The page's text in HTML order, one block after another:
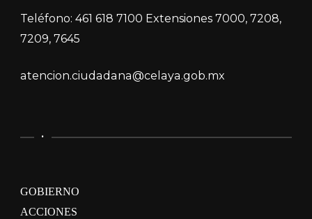
Teléfono: 461 618 7100 Extensiones 7000, 7208,
7209, 7645
atencion.ciudadana@celaya.gob.mx
.
GOBIERNO
ACCIONES